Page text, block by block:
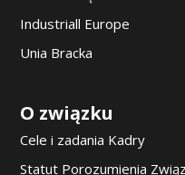
Industriall Europe
Unia Bracka
O związku
Cele i zadania Kadry
Statut Porozumienia